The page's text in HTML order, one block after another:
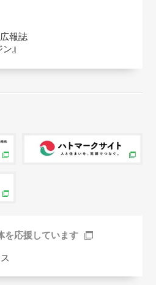
報誌
』
を応援しています